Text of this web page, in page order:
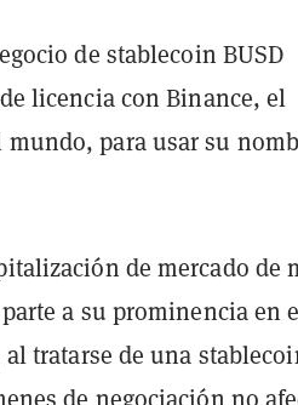
de stablecoin BUSD
licencia con Binance, el
para usar su
de mercado de
a su prominencia en
tratarse de una
de negociación no